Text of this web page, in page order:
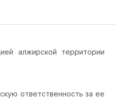
алжирской территории
ответственность за ее